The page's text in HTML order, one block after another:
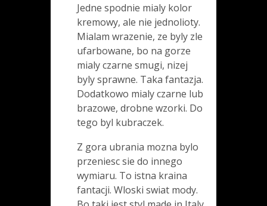
Jedne spodnie mialy kolor
kremowy, ale nie jednolioty.
Mialam wrazenie, ze byly zle
ufarbowane, bo na gorze
mialy czarne smugi, nizej
byly sprawne. Taka fantazja.
Dodatkowo mialy czarne lub
brazowe, drobne wzorki. Do
tego byl kubraczek.
Z gora ubrania mozna bylo
przeniesc sie do innego
wymiaru. To istna kraina
fantacji. Wloski swiat mody.